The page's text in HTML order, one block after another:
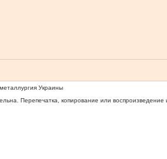
Украины
Перепечатка, копирование или